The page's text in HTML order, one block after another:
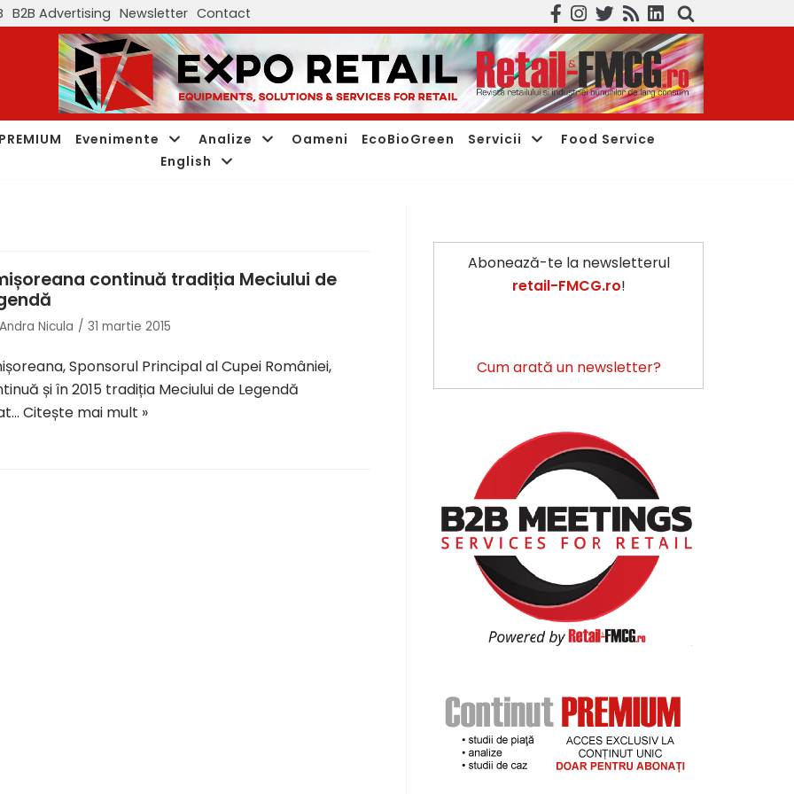
B2B Advertising Newsletter Contact
Evenimente Analize Oameni EcoBioGreen Servicii
Food Service
English
continuă tradiția Meciului de
Andra Nicula 31 martie 2015
Sponsorul Principal al Cupei României,
și în 2015 tradiția Meciului de Legendă
Citește mai mult »
Abonează-te la newsletterul
retail-FMCG.ro!
Cum arată un newsletter?